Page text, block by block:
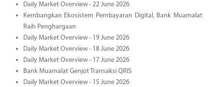
Daily Market Overview - 22 June 2026
Kembangkan Ekosistem Pembayaran Digital, Bank Muamalat
Raih Penghargaan
Daily Market Overview - 19 June 2026
Daily Market Overview - 18 June 2026
Daily Market Overview - 17 June 2026
Bank Muamalat Genjot Transaksi QRIS
Daily Market Overview - 15 June 2026